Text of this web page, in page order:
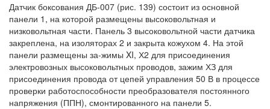
Датчик боксования ДБ-007 (рис. 139) состоит из основной
панели 1, на которой размещены высоковольтная и
низковольтная части. Панель 3 высоковольтной части датчика
закреплена, на изоляторах 2 и закрыта кожухом 4. На этой
панели размещены за-жимы XI, Х2 для присоединения
электровозных высоковольтных проводов, зажим ХЗ для
присоединения провода от цепей управления 50 В в процессе
проверки работоспособности преобразователя постоянного
напряжения (ППН), смонтированного на панели 5.